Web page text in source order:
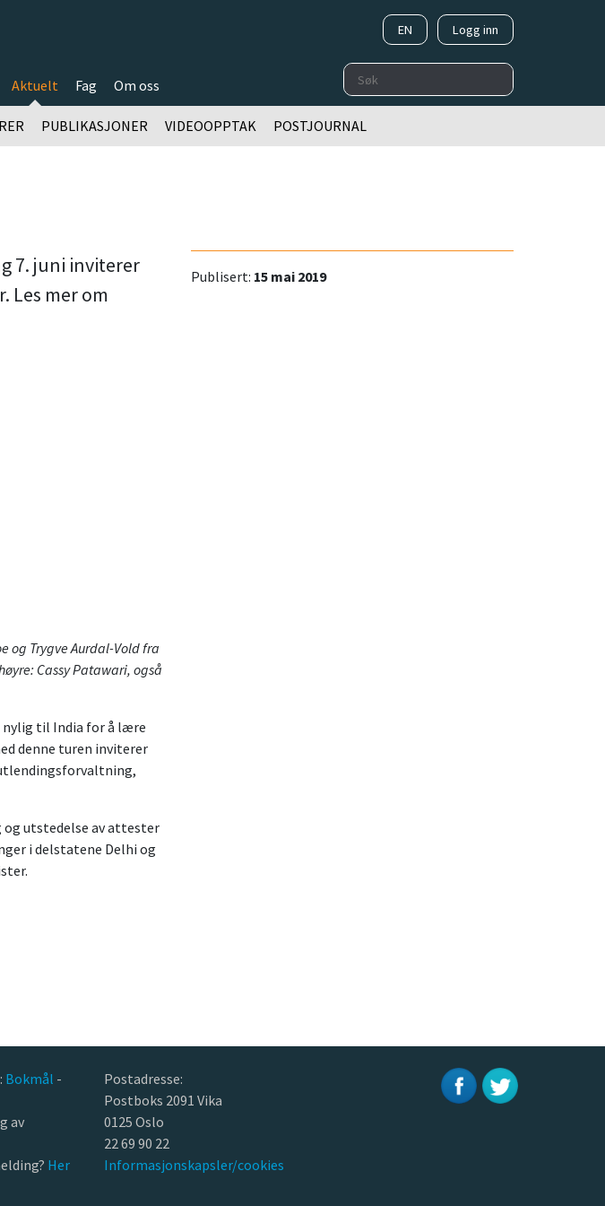
EN Logg inn
Aktuelt
PUBLIKASJONER VIDEOOPPTAK POSTJOURNAL
Fag Om oss
7. juni inviterer
Les mer om
Publisert: 15 mai 2019
og Trygve Aurdal-Vold fra
Cassy Patawari, også
nylig til India for å lære
denne turen inviterer
utstedelse av attester
i delstatene Delhi og
Bokmål -
av
Her
Postadresse:
Postboks 2091 Vika
0125 Oslo
22 69 90 22
Informasjonskapsler/cookies